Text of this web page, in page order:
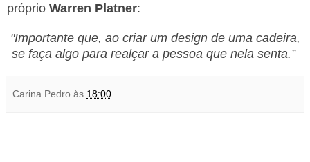
próprio Warren Platner:
"Importante que, ao criar um design de uma cadeira,
se faça algo para realçar a pessoa que nela senta.”
Carina Pedro às 18:00